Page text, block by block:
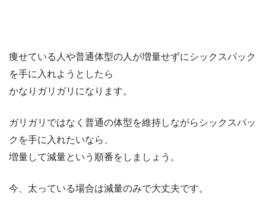
痩せている人や普通体型の人が増量せずにシックスパック
を手に入れようとしたら
かなりガリガリになります。
ガリガリではなく普通の体型を維持しながらシックスパッ
クを手に入れたいなら、
増量して減量という順番をしましょう。
今、太っている場合は減量のみで大丈夫です。